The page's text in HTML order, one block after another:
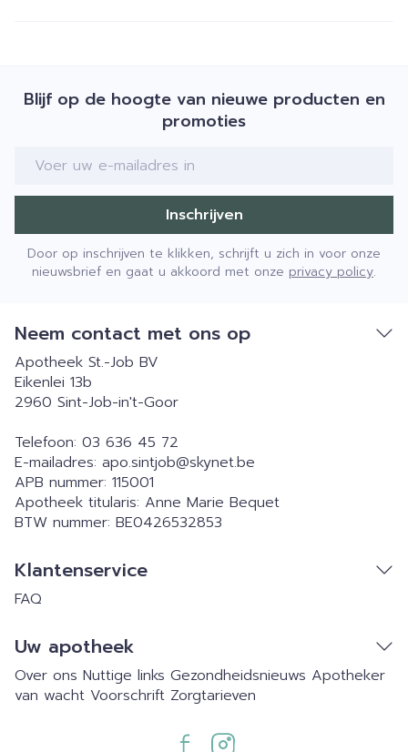
Blijf op de hoogte van nieuwe producten en
promoties
E-mail adres
Inschrijven
Door op inschrijven te klikken, schrijft u zich in voor onze
nieuwsbrief en gaat u akkoord met onze privacy policy.
Neem contact met ons op
Apotheek St.-Job BV
Eikenlei 13b
2960 Sint-Job-in't-Goor
Telefoon: 03 636 45 72
E-mailadres: apo.sintjob@skynet.be
APB nummer: 115001
Apotheek titularis: Anne Marie Bequet
BTW nummer: BE0426532853
Klantenservice
FAQ
Uw apotheek
Over ons Nuttige links Gezondheidsnieuws Apotheker
van wacht Voorschrift Zorgtarieven